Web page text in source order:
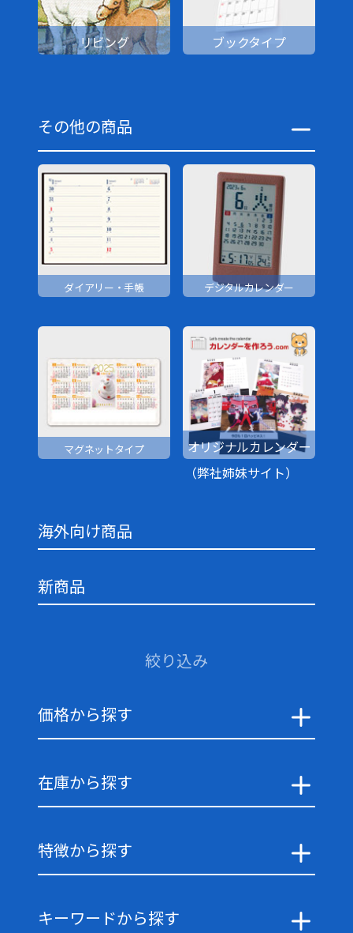
リビング ブックタイプ
その他の商品
ダイアリー・手帳 デジタルカレンダー
マグネットタイプ
オリジナルカレンダー
（弊社姉妹サイト）
海外向け商品
新商品
絞り込み
価格から探す
在庫から探す
特徴から探す
キーワードから探す